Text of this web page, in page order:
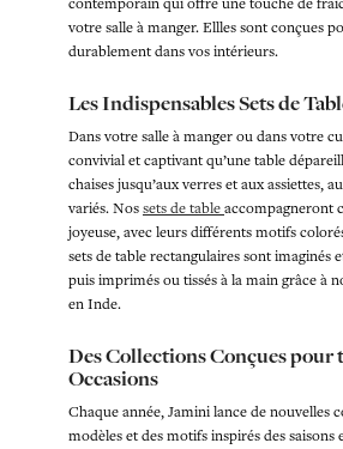
votre salle à manger. Ellles sont conçues
durablement dans vos intérieurs.
Les Indispensables Sets de
Dans votre salle à manger ou dans votre
convivial et captivant qu’une table
chaises jusqu’aux verres et aux assiettes,
variés. Nossets de tableaccompagneront
joyeuse, avec leurs différents motifs
sets de table rectangulaires sont imaginés
puis imprimés ou tissés à la main grâce à
en Inde.
Des Collections Conçues pour
Occasions
Chaque année, Jamini lance de nouvelles
modèles et des motifs inspirés des saisons